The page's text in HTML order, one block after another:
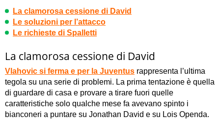
La clamorosa cessione di David
Le soluzioni per l’attacco
Le richieste di Spalletti
La clamorosa cessione di David
Vlahovic si ferma e per la Juventus rappresenta l’ultima
tegola su una serie di problemi. La prima tentazione è quella
di guardare di casa e provare a tirare fuori quelle
caratteristiche solo qualche mese fa avevano spinto i
bianconeri a puntare su Jonathan David e su Lois Openda.